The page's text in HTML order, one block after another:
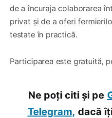
de a încuraja colaborarea
privat și de a oferi
testate în practică.
Participarea este gratuită,
Ne poți citi și pe
Telegram, dacă